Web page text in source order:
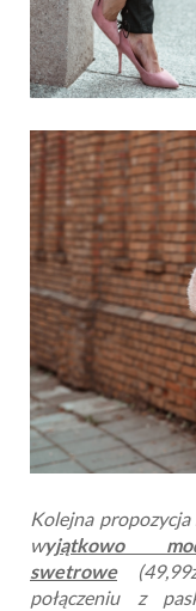
Kolejna
wyjątkowo
swetrowe
połączeniu z